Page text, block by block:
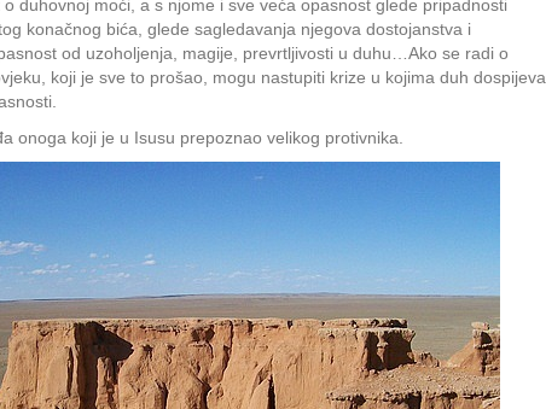
duhovnoj moći, a s njome i sve veća opasnost glede pripadnosti
konačnog bića, glede sagledavanja njegova dostojanstva i
od uzoholjenja, magije, prevrtljivosti u duhu…Ako se radi o
koji je sve to prošao, mogu nastupiti krize u kojima duh dospijeva
onoga koji je u Isusu prepoznao velikog protivnika.